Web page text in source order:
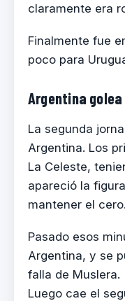
claramente era
Finalmente fue
poco para
Argentina golea
La segunda
Argentina. Los
La Celeste,
apareció la
mantener el cero.
Pasado esos
Argentina, y se
falla de Muslera.
Luego cae el